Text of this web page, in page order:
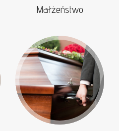
Małżeństwo